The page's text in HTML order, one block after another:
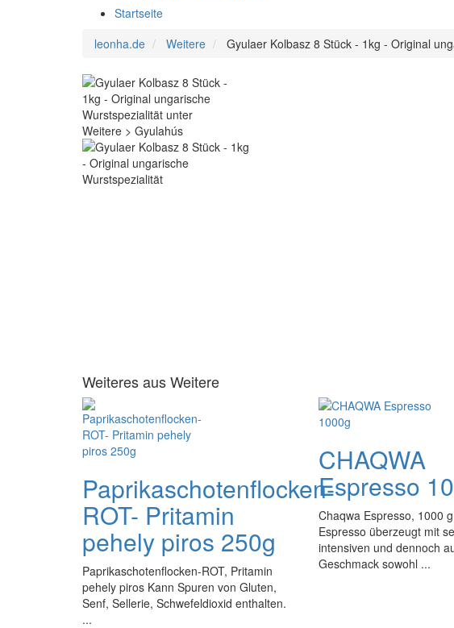
Startseite
leonha.de
Weitere Gyulaer Kolbasz 8 Stück - 1kg - Original
Weiteres aus Weitere
Paprikaschotenflocken-
ROT- Pritamin
pehely piros 250g
Paprikaschotenflocken-ROT, Pritamin
pehely piros Kann Spuren von Gluten,
Senf, Sellerie, Schwefeldioxid enthalten.
...
CHAQWA
Espresso
Chaqwa Espresso, 1000
Espresso überzeugt mit
intensiven und dennoch
Geschmack sowohl ...